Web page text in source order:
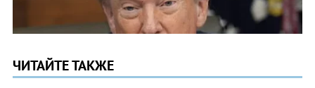
ЧИТАЙТЕ ТАКЖЕ